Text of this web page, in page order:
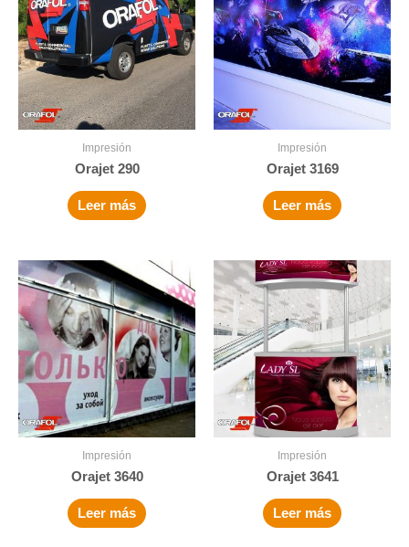
Impresión
Orajet 290
Leer más
Impresión
Orajet 3169
Leer más
Impresión
Orajet 3640
Leer más
Impresión
Orajet 3641
Leer más